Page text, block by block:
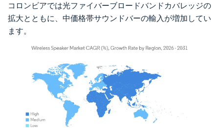
コロンビアでは光ファイバーブロードバンドカバレッジの
拡大とともに、中価格帯サウンドバーの輸入が増加してい
ます。